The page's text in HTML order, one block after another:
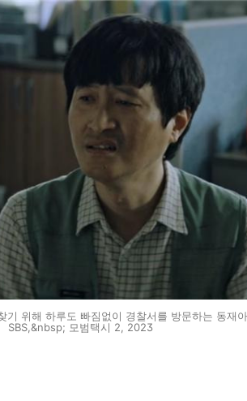
위해 하루도 빠짐없이 경찰서를 방문하는 동재
SBS,&nbsp; 모범택시 2, 2023